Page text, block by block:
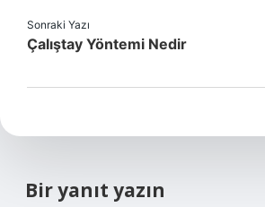
Sonraki Yazı
Çalıştay Yöntemi Nedir
Bir yanıt yazın